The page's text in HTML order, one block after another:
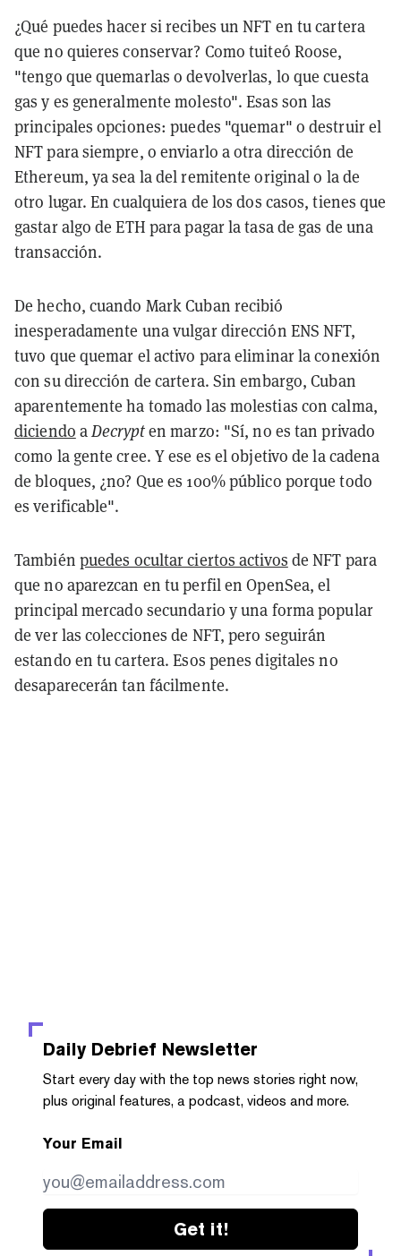
¿Qué puedes hacer si recibes un NFT en tu cartera
que no quieres conservar? Como tuiteó Roose,
"tengo que quemarlas o devolverlas, lo que cuesta
gas y es generalmente molesto". Esas son las
principales opciones: puedes "quemar" o destruir el
NFT para siempre, o enviarlo a otra dirección de
Ethereum, ya sea la del remitente original o la de
otro lugar. En cualquiera de los dos casos, tienes que
gastar algo de ETH para pagar la tasa de gas de una
transacción.
De hecho, cuando Mark Cuban recibió
inesperadamente una vulgar dirección ENS NFT,
tuvo que quemar el activo para eliminar la conexión
con su dirección de cartera. Sin embargo, Cuban
aparentemente ha tomado las molestias con calma,
diciendo aDecrypten marzo: "Sí, no es tan privado
como la gente cree. Y ese es el objetivo de la cadena
de bloques, ¿no? Que es 100% público porque todo
es verificable".
También puedes ocultar ciertos activos de NFT para
que no aparezcan en tu perfil en OpenSea, el
principal mercado secundario y una forma popular
de ver las colecciones de NFT, pero seguirán
estando en tu cartera. Esos penes digitales no
desaparecerán tan fácilmente.
Daily Debrief Newsletter
Start every day with the top news stories right now,
plus original features, a podcast, videos and more.
Your Email
Get it!